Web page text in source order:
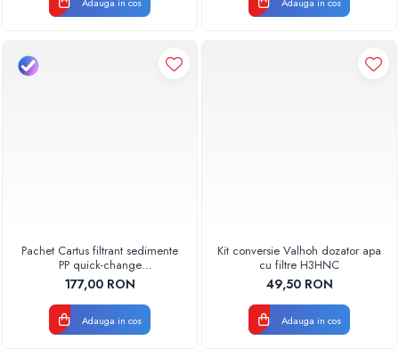
Pachet Cartus filtrant sedimente
PP quick-change
AQUA07000111005 Aquapur
Valhoh Valrom
177,00 RON
Adauga in cos
Kit conversie Valhoh dozator apa
cu filtre H3HNC
49,50 RON
Adauga in cos